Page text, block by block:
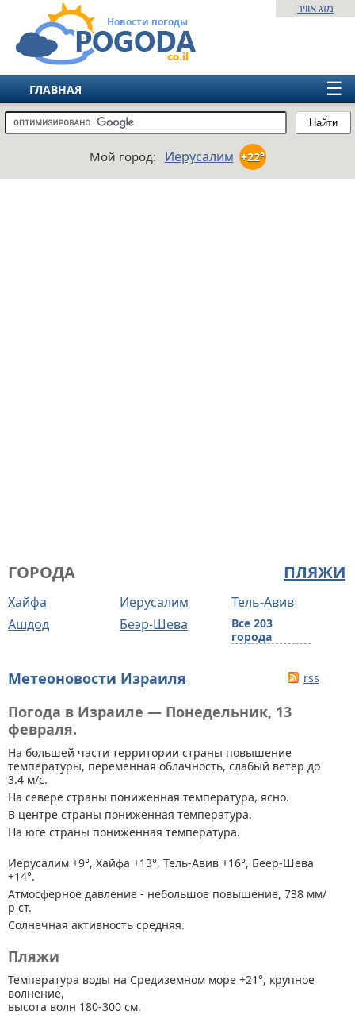
Новости погоды
Найти
מזג אוויר
☰
ГЛАВНАЯ
ИЗРАИЛЬ
ЕВРОПА
Мой город: Иерусалим +22°
ПЛЯЖИ
ГОРОДА
Хайфа Иерусалим
Тель-Авив
Ашдод
Беэр-Шева
Все 203
города
Метеоновости Израиля rss
Погода в Израиле — Понедельник, 13
февраля.
На большей части территории страны повышение
температуры, переменная облачность, слабый ветер до
3.4 м/с.
На севере страны пониженная температура, ясно.
В центре страны пониженная температура.
На юге страны пониженная температура.
Иерусалим +9°, Хайфа +13°, Тель-Авив +16°, Беер-Шева
+14°.
Атмосферное давление - небольшое повышение, 738 мм/
р ст.
Солнечная активность средняя.
Пляжи
Температура воды на Средиземном море +21°, крупное
волнение,
высота волн 180-300 см.